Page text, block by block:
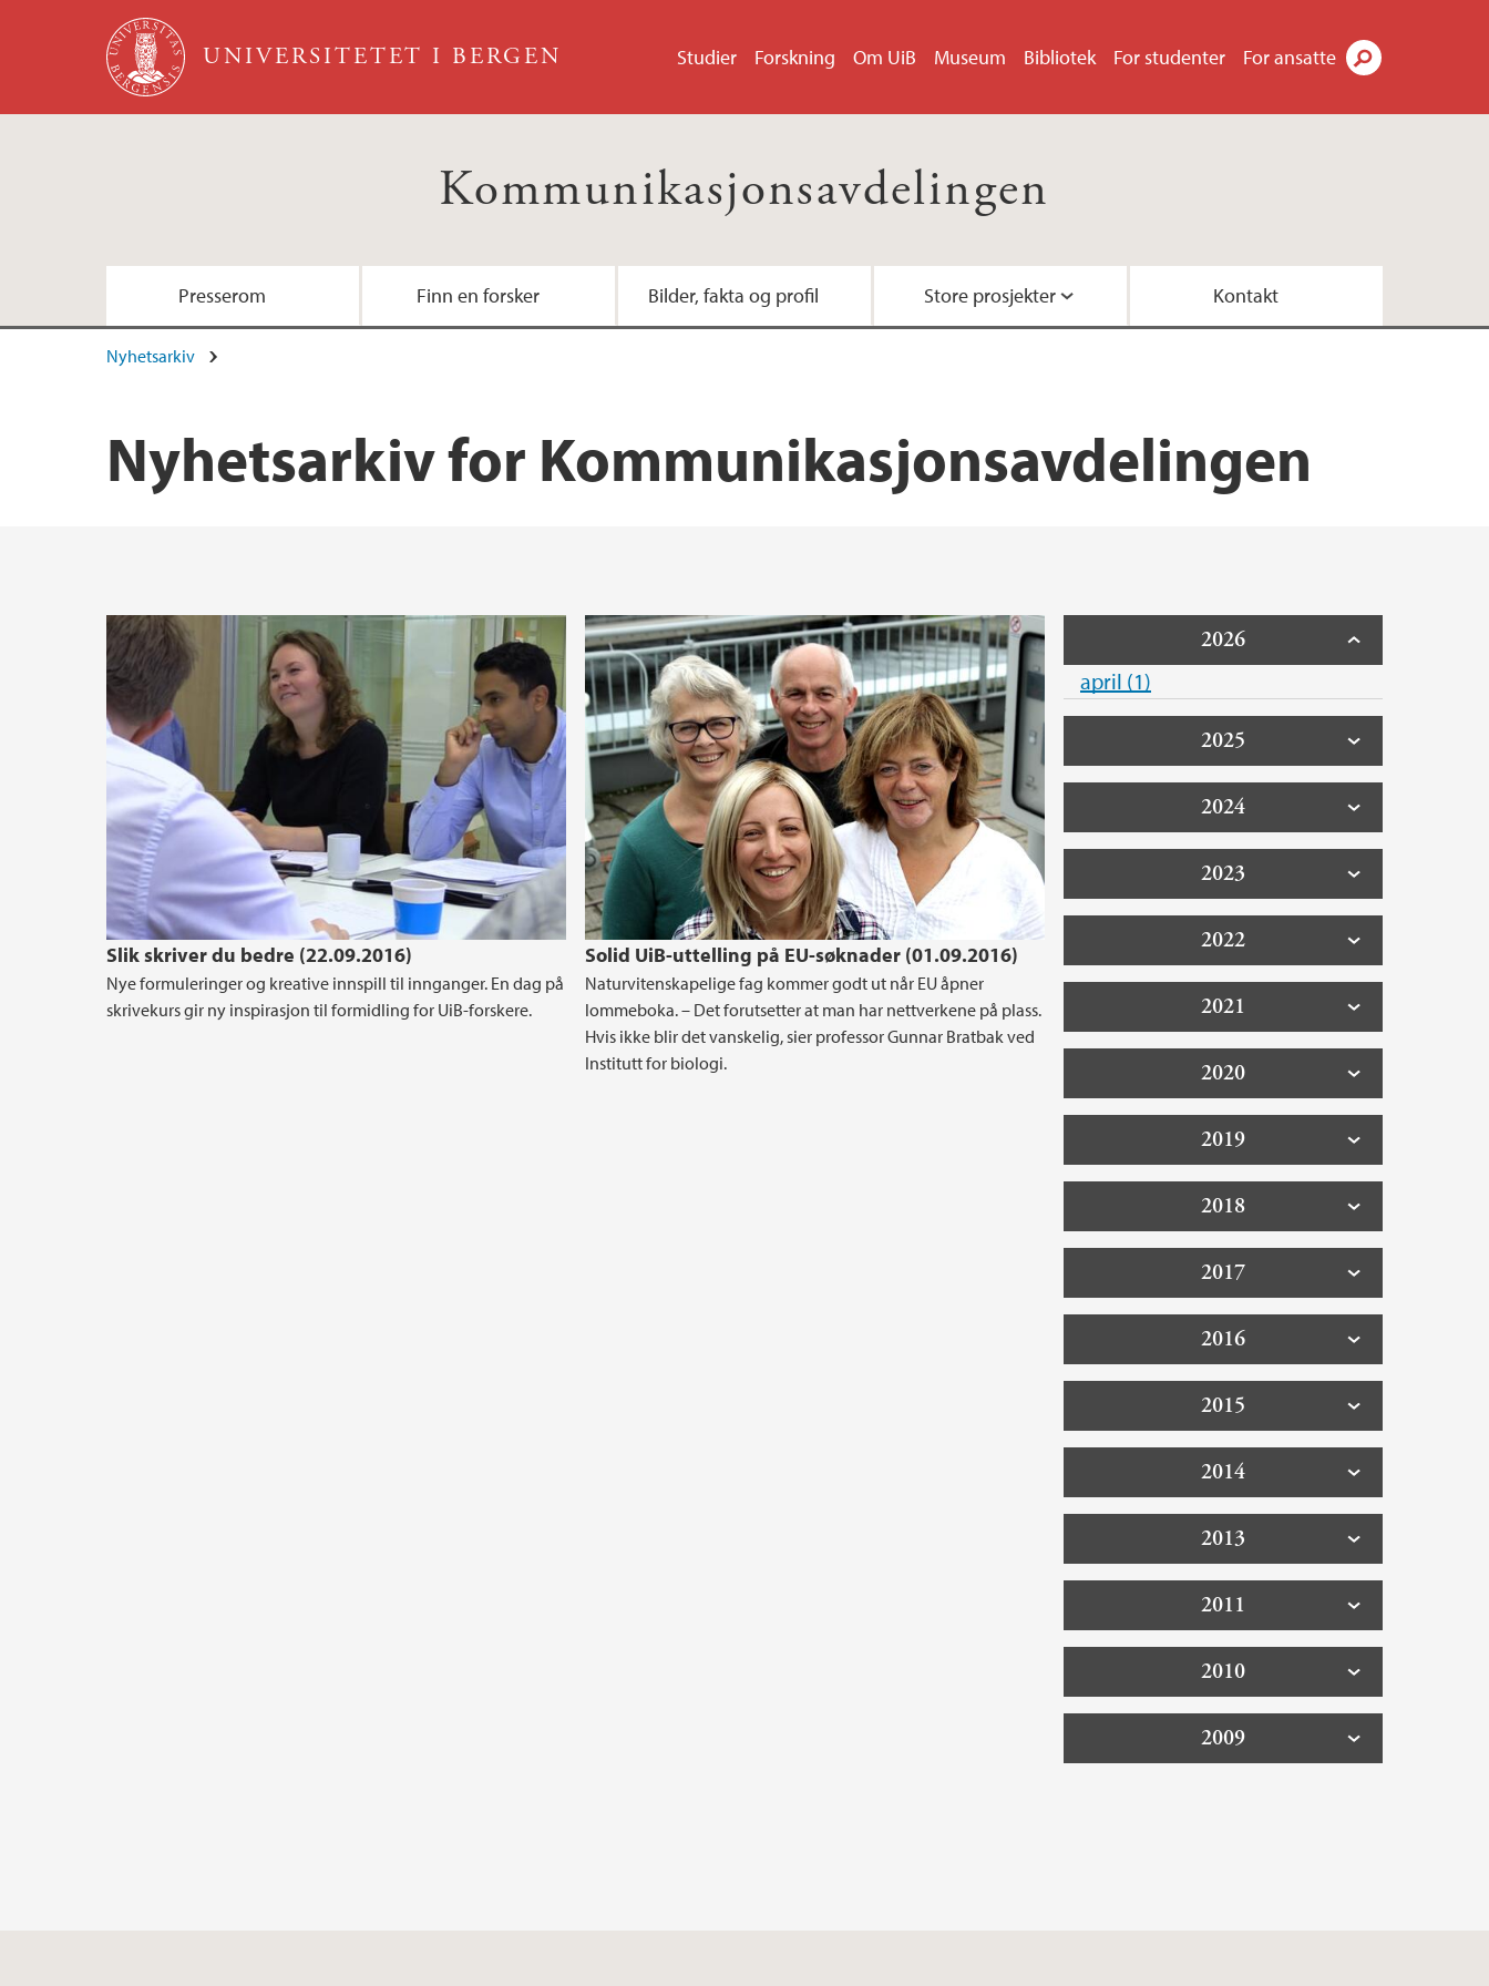
Hopp til hovedinnhold
UNIVERSITETET I BERGEN Studier Forskning Om UiB Museum Bibliotek For studenter For ansatte
Kommunikasjonsavdelingen
Presserom Finn en forsker Bilder, fakta og profil Store prosjekter
Forskningsdagene
Kontakt
Nyhetsarkiv
Nyhetsarkiv for Kommunikasjonsavdelingen
Slik blir du lest
Slik skriver du bedre (22.09.2016)
Nye formuleringer og kreative innspill til innganger. En dag på
skrivekurs gir ny inspirasjon til formidling for UiB-forskere.
Solid UiB-uttelling på EU-søknader (01.09.2016)
Naturvitenskapelige fag kommer godt ut når EU åpner
lommeboka. – Det forutsetter at man har nettverkene på plass.
Hvis ikke blir det vanskelig, sier professor Gunnar Bratbak ved
Institutt for biologi.
2026
april (1)
2025
2024
2023
2022
2021
2020
2019
2018
2017
2016
2015
2014
2013
2011
2010
2009